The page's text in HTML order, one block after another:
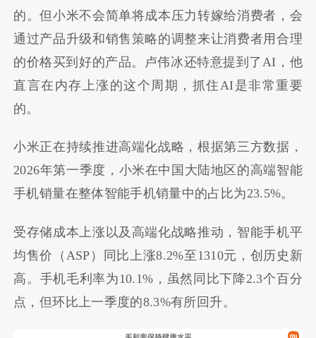
的。但小米不会简单将成本压力转嫁给消费者，会
通过产品升级和销售策略的调整来让消费者用合理
的价格买到好的产品。卢伟冰还特意提到了AI，他
直言在内存上涨的这个周期，抓住AI是非常重要
的。
小米正在持续推进高端化战略，根据第三方数据，
2026年第一季度，小米在中国大陆地区的高端智能
手机销量在整体智能手机销量中的占比为23.5%。
受存储成本上涨以及高端化战略推动，智能手机平
均售价（ASP）同比上涨8.2%至1310元，创历史新
高。手机毛利率为10.1%，虽然同比下降2.3个百分
点，但环比上一季度的8.3%有所回升。